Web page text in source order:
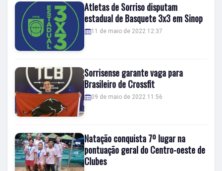
Atletas de Sorriso disputam
estadual de Basquete 3x3 em Sinop
11 de maio de 2022 12:37
Sorrisense garante vaga para
Brasileiro de Crossfit
09 de maio de 2022 11:56
Natação conquista 7º lugar na
pontuação geral do Centro-oeste de
Clubes